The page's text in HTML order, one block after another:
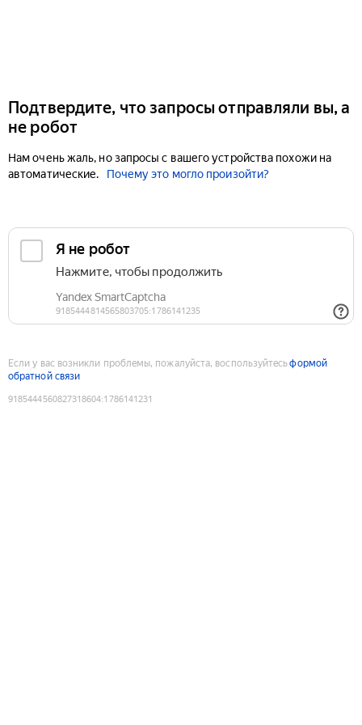
Подтвердите, что запросы отправляли вы, а
не робот
Нам очень жаль, но запросы с вашего устройства похожи на
автоматические.
Почему это могло произойти?
Если у вас возникли проблемы, пожалуйста, воспользуйтесьформой
обратной связи
9185444560827318604:1786141231